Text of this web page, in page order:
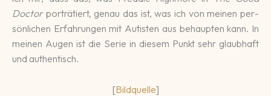
Doctorpor­trä­tiert, genau das ist, was ich von meinen per­
sön­li­chen Er­fah­run­gen mit Autis­ten aus be­haup­ten kann. In
meinen Augen ist die Serie in diesem Punkt sehr glaub­haft
und authen­tisch.
[Bildquelle]